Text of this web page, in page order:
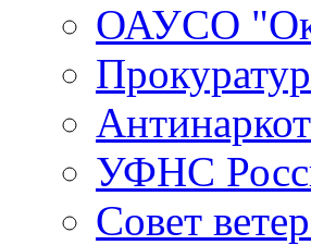
ОАУСО
УФНС
Совет